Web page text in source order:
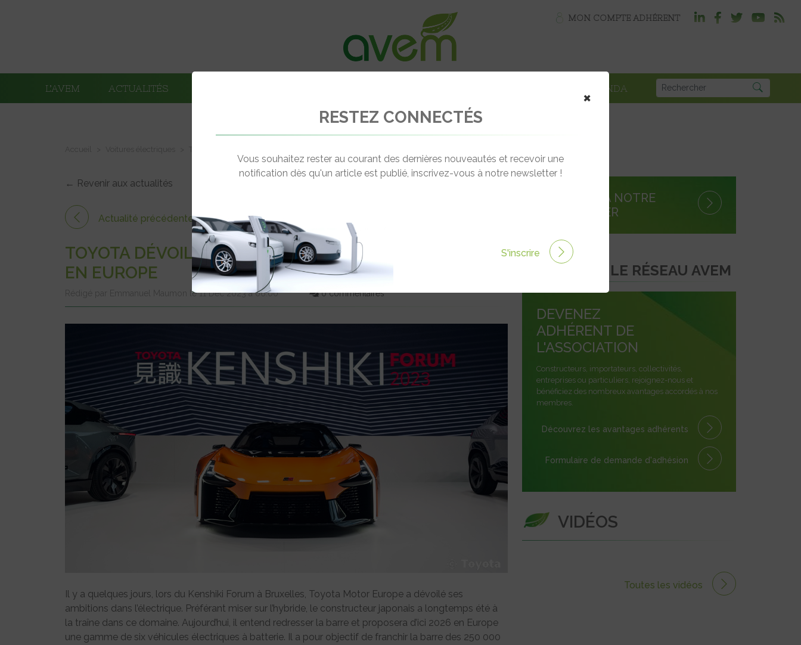
MON COMPTE ADHÉRENT
L’AVEM ACTUALITÉS AGENDA
← Revenir aux actualités
Actualité précédente
TOYOTA DÉVOILE SES AMBITIONS DANS L’ÉLECTRIQUE
EN EUROPE
Rédigé par Emmanuel Maumon le 11 Déc 2023 à 06:00 0 commentaires
Il y a quelques jours, lors du Kenshiki Forum à Bruxelles, Toyota Motor Europe a dévoilé ses
ambitions dans l’électrique. Préférant miser sur l’hybride, le constructeur japonais a longtemps été à
la traîne dans ce domaine. Aujourd’hui, il entend redresser la barre et proposera d’ici 2026 en Europe
une gamme de six véhicules électriques à batterie. Il a pour objectif de franchir la barre des 250 000
S'INSCRIRE À NOTRE
NEWSLETTER
REJOINDRE LE RÉSEAU AVEM
DEVENEZ
ADHÉRENT DE
L'ASSOCIATION
Constructeurs, importateurs, collectivités,
entreprises ou particuliers, rejoignez-nous et
bénéficiez des nombreux avantages accordés à nos
membres.
Découvrez les avantages adhérents
Formulaire de demande d'adhésion
VIDÉOS
Toutes les vidéos
×
RESTEZ CONNECTÉS
Vous souhaitez rester au courant des dernières nouveautés et recevoir une
notification dès qu'un article est publié, inscrivez-vous à notre newsletter !
S'inscrire